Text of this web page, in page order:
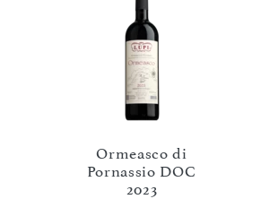
Ormeasco di
Pornassio DOC
2023